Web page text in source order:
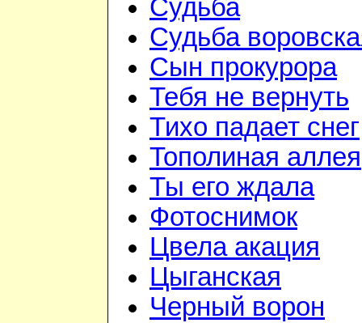
Судьба
Судьба
Сын прокурора
Тебя не вернуть
Тихо падает снег
Тополиная аллея
Ты его ждала
Фотоснимок
Цвела акация
Цыганская
Черный ворон